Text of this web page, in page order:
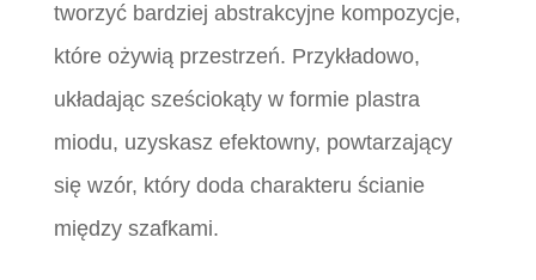
tworzyć bardziej abstrakcyjne kompozycje,
które ożywią przestrzeń. Przykładowo,
układając sześciokąty w formie plastra
miodu, uzyskasz efektowny, powtarzający
się wzór, który doda charakteru ścianie
między szafkami.